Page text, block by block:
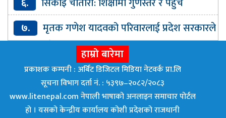
विस्तारको डिजिटल यात्रा
७.
मृतक गणेश यादवको परिवारलाई प्रदेश सरकारले
घर बनाइदिने
हाम्रो बारेमा
प्रकाशक कम्पनी : अर्बिट डिजिटल मिडिया नेटवर्क प्रा.लि
सूचना विभाग दर्ता नं. : ५३९७–२०८२/२०८३
www.litenepal.com नेपाली भाषाको अनलाइन समाचार पोर्टल
हो । यसको केन्द्रीय कार्यालय कोशी प्रदेशको राजधानी